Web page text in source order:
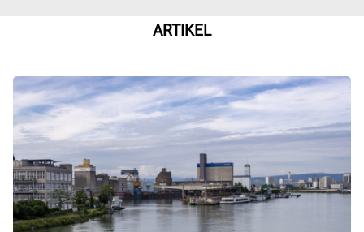
ARTIKEL